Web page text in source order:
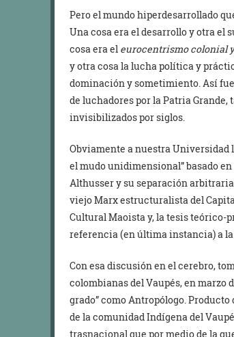
Pero el mundo hiperdesarrollado
Una cosa era el desarrollo y otra el
cosa era el eurocentrismo colonial
y otra cosa la lucha política y
dominación y sometimiento. Así
de luchadores por la Patria
invisibilizados por siglos.
Obviamente a nuestra Universidad
el mudo unidimensional” basado en
Althusser y su separación
viejo Marx estructuralista del
Cultural Maoista y, la tesis teórico-
referencia (en última instancia) a
Con esa discusión en el cerebro,
colombianas del Vaupés, en marzo
grado” como Antropólogo.
de la comunidad Indígena del
trasnacional que por medio de la